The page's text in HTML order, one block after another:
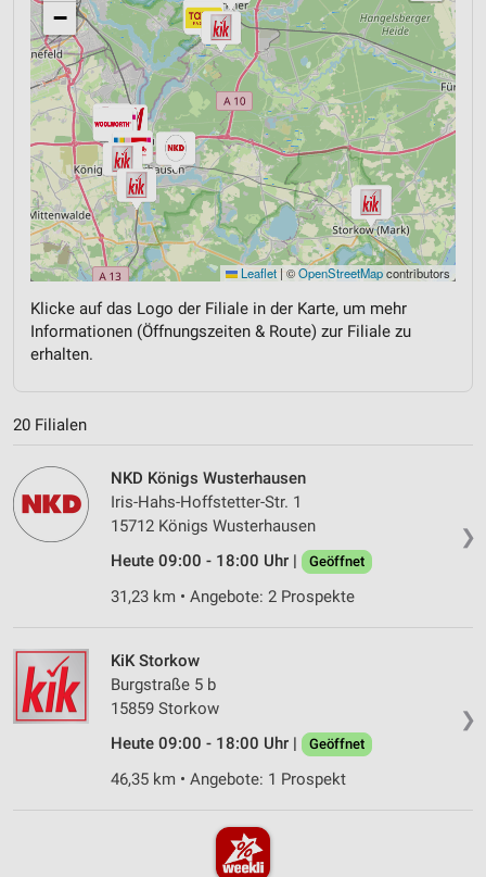
−
Leaflet | ©OpenStreetMapcontributors
Klicke auf das Logo der Filiale in der Karte, um mehr
Informationen (Öffnungszeiten & Route) zur Filiale zu
erhalten.
20 Filialen
❯
NKD Königs Wusterhausen
Iris-Hahs-Hoffstetter-Str. 1
15712 Königs Wusterhausen
Heute 09:00 - 18:00 Uhr |
Geöffnet
31,23 km • Angebote: 2 Prospekte
❯
KiK Storkow
Burgstraße 5 b
15859 Storkow
Heute 09:00 - 18:00 Uhr |
Geöffnet
46,35 km • Angebote: 1 Prospekt